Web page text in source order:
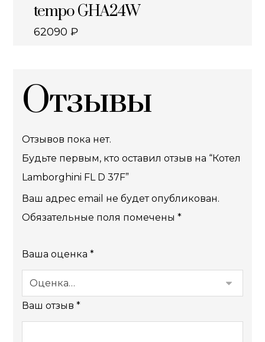
tempo GHA24W
62090₽
Отзывы
Отзывов пока нет.
Будьте первым, кто оставил отзыв на “Котел
Lamborghini FL D 37F”
Ваш адрес email не будет опубликован.
Обязательные поля помечены*
Ваша оценка*
Ваш отзыв*